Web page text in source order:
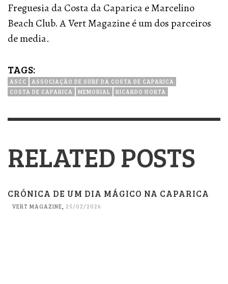
Freguesia da Costa da Caparica e Marcelino
Beach Club. A Vert Magazine é um dos parceiros
de media.
TAGS:
ASCC
ASSOCIAÇÃO DE SURF DA COSTA DE CAPARICA
COSTA DE CAPARICA
MEMORIAL RICARDO HORTA
RELATED POSTS
CRÓNICA DE UM DIA MÁGICO NA CAPARICA
VERT MAGAZINE 25/02/2026